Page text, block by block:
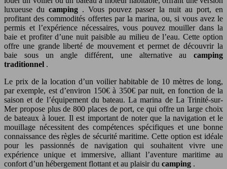
luxueuse du camping . Vous pouvez passer la nuit au port, en
profitant des commodités offertes par la marina, ou, si vous avez le
permis et l’expérience nécessaires, vous pouvez mouiller dans la
baie et profiter d’une nuit paisible au milieu de l’eau. Cette option
offre une grande liberté de mouvement et permet de découvrir la
baie sous un angle différent, une alternative au camping
traditionnel .
Le prix de la location d’un voilier habitable de 10 mètres de long,
par exemple, est d’environ 150€ à 350€ par nuit, en fonction de la
saison et de l’équipement du bateau. La marina de La Trinité-sur-
Mer propose plus de 800 places de port, ce qui offre un large choix
de bateaux à louer. Il est important de noter que la navigation et le
mouillage nécessitent des compétences spécifiques et une bonne
connaissance des règles de sécurité maritime. Cette option est idéale
pour les passionnés de navigation qui souhaitent vivre une
expérience unique et immersive, alliant l’aventure maritime au
confort d’un hébergement flottant et au plaisir du camping .